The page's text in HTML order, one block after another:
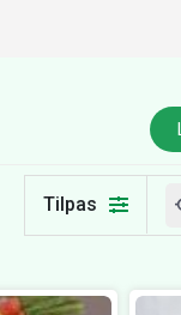
Tilpas